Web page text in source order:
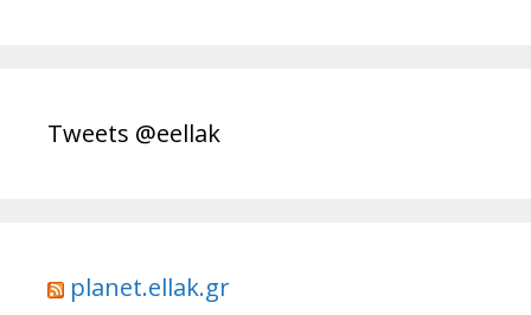
Tweets @eellak
planet.ellak.gr